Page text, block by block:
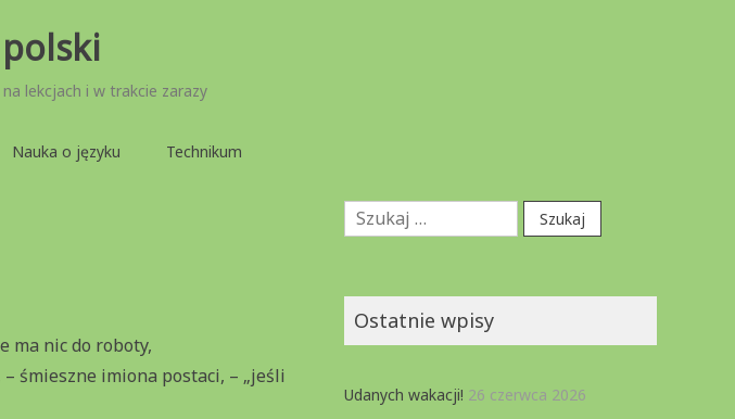
polski
lekcjach i w trakcie zarazy
Nauka o języku Technikum
ma nic do roboty,
śmieszne imiona postaci, – „jeśli
Szukaj:
Ostatnie wpisy
Udanych wakacji! 26 czerwca 2026